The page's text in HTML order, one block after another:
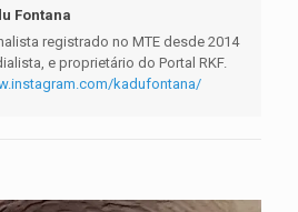
Fontana
registrado no MTE desde 2014
e proprietário do Portal RKF.
kadufontana/